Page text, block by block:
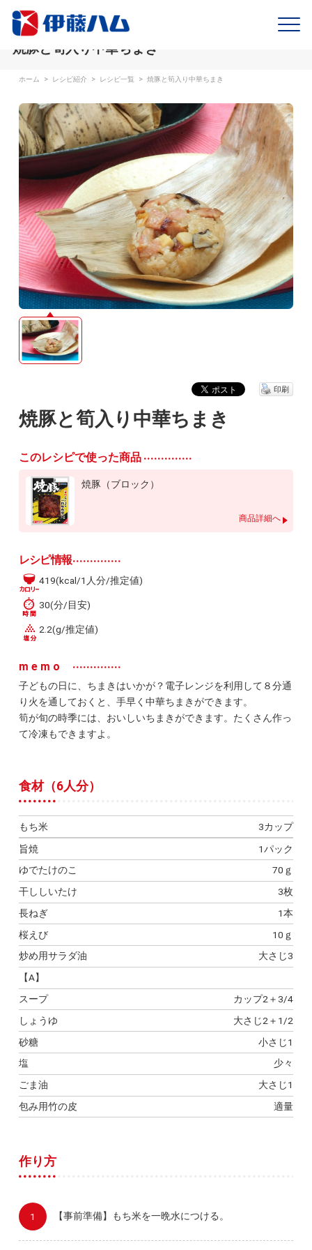
焼豚と筍入り中華ちまき
ホーム > レシピ紹介 > レシピ一覧 > 焼豚と筍入り中華ちまき
焼豚と筍入り中華ちまき
印刷
このレシピで使った商品
焼豚（ブロック）
商品詳細へ
レシピ情報
419(kcal/1人分/推定値)
30(分/目安)
2.2(g/推定値)
memo
子どもの日に、ちまきはいかが？電子レンジを利用して８分通
り火を通しておくと、手早く中華ちまきができます。
筍が旬の時季には、おいしいちまきができます。たくさん作っ
て冷凍もできますよ。
食材（6人分）
もち米
3カップ
旨焼
1パック
ゆでたけのこ
70ｇ
干ししいたけ
3枚
長ねぎ
1本
桜えび
10ｇ
炒め用サラダ油
大さじ3
【A】
スープ
カップ2＋3/4
しょうゆ
大さじ2＋1/2
砂糖
小さじ1
塩
少々
ごま油
大さじ1
包み用竹の皮
適量
作り方
【事前準備】もち米を一晩水につける。